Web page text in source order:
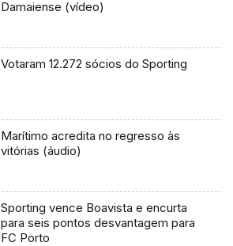
Damaiense (vídeo)
Votaram 12.272 sócios do Sporting
Marítimo acredita no regresso às
vitórias (áudio)
Sporting vence Boavista e encurta
para seis pontos desvantagem para
FC Porto